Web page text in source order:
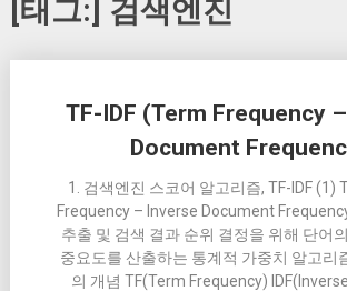
[태그:] 검색엔진
TF-IDF (Term Frequency
Document
1. 검색엔진 스코어 알고리즘, TF-IDF (1)
Frequency – Inverse Document
추출 및 검색 결과 순위 결정을 위해 단어
중요도를 산출하는 통계적 가중치 알고리
의 개념 TF(Term Frequency)
navigation